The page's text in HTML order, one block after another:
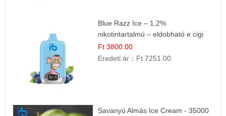
Blue Razz Ice – 1,2%
nikotintartalmú – eldobható e cigi
Ft 3800.00
Eredeti ár： Ft 7251.00
Savanyú Almás Ice Cream - 35000